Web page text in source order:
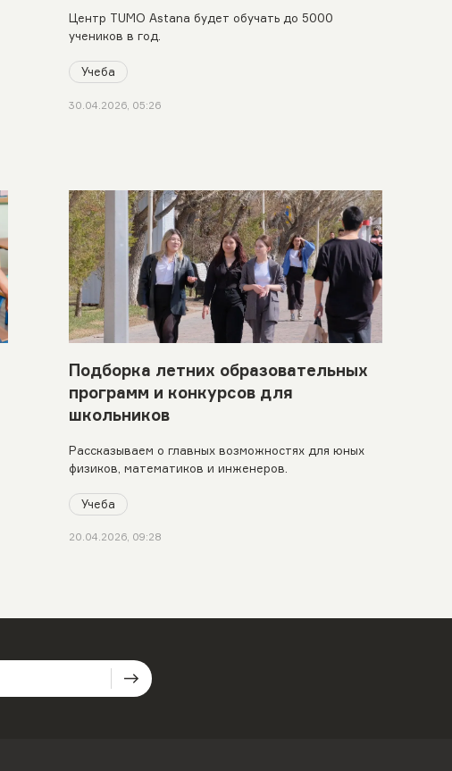
Центр TUMO Astana будет обучать до 5000
учеников в год.
Учеба
30.04.2026, 05:26
Подборка летних образовательных
программ и конкурсов для
школьников
Рассказываем о главных возможностях для юных
физиков, математиков и инженеров.
Учеба
20.04.2026, 09:28